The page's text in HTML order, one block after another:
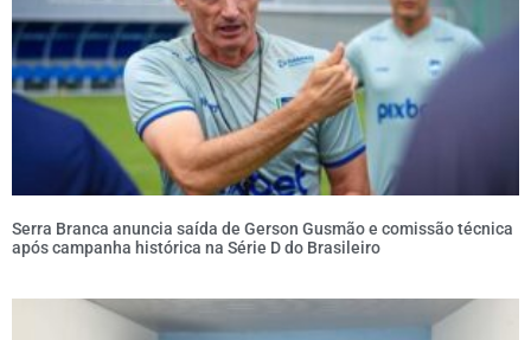
Serra Branca anuncia saída de Gerson Gusmão e comissão técnica
após campanha histórica na Série D do Brasileiro